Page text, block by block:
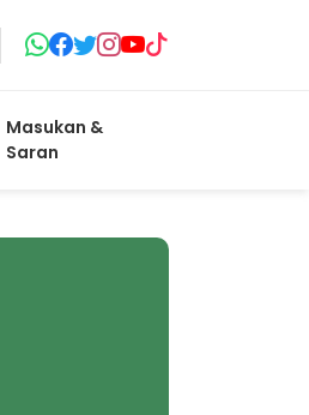
Masukan &
Saran